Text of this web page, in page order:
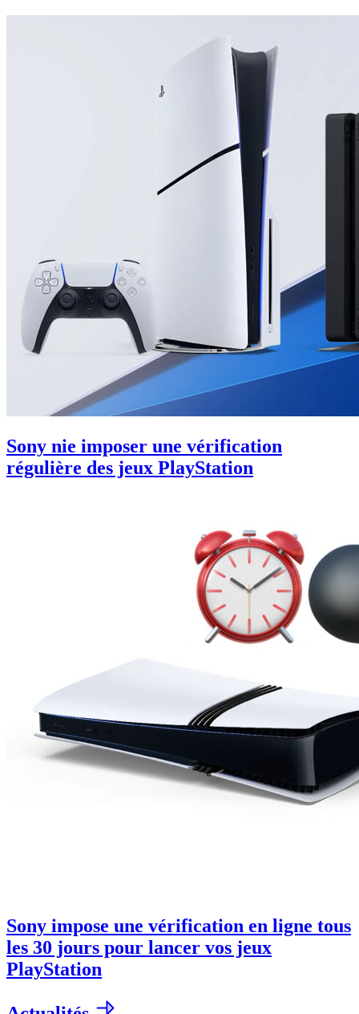
Sony nie imposer une vérification
régulière des jeux PlayStation
Sony impose une vérification en ligne tous
les 30 jours pour lancer vos jeux
PlayStation